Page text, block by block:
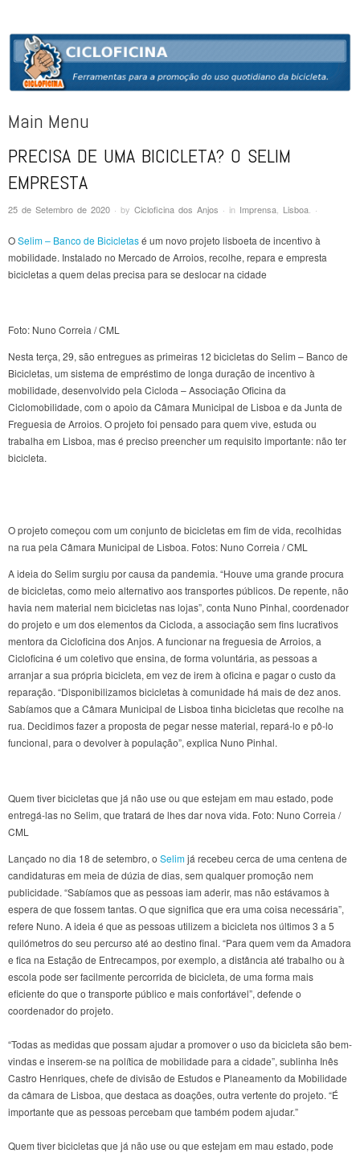
CICLOFICINA
Ferramentas para a promoção do uso quotidiano da bicicleta
Main Menu
Skip to content
PRECISA DE UMA BICICLETA? O SELIM
EMPRESTA
25 de Setembro de 2020 · by Cicloficina dos Anjos · in Imprensa Lisboa ·
OSelim – Banco de Bicicletasé um novo projeto lisboeta de incentivo à
mobilidade. Instalado no Mercado de Arroios, recolhe, repara e empresta
bicicletas a quem delas precisa para se deslocar na cidade
Foto: Nuno Correia / CML
Nesta terça, 29, são entregues as primeiras 12 bicicletas do Selim – Banco de
Bicicletas, um sistema de empréstimo de longa duração de incentivo à
mobilidade, desenvolvido pela Cicloda – Associação Oficina da
Ciclomobilidade, com o apoio da Câmara Municipal de Lisboa e da Junta de
Freguesia de Arroios. O projeto foi pensado para quem vive, estuda ou
trabalha em Lisboa, mas é preciso preencher um requisito importante: não ter
bicicleta.
O projeto começou com um conjunto de bicicletas em fim de vida, recolhidas
na rua pela Câmara Municipal de Lisboa. Fotos: Nuno Correia / CML
A ideia do Selim surgiu por causa da pandemia. “Houve uma grande procura
de bicicletas, como meio alternativo aos transportes públicos. De repente, não
havia nem material nem bicicletas nas lojas”, conta Nuno Pinhal, coordenador
do projeto e um dos elementos da Cicloda, a associação sem fins lucrativos
mentora da Cicloficina dos Anjos. A funcionar na freguesia de Arroios, a
Cicloficina é um coletivo que ensina, de forma voluntária, as pessoas a
arranjar a sua própria bicicleta, em vez de irem à oficina e pagar o custo da
reparação. “Disponibilizamos bicicletas à comunidade há mais de dez anos.
Sabíamos que a Câmara Municipal de Lisboa tinha bicicletas que recolhe na
rua. Decidimos fazer a proposta de pegar nesse material, repará-lo e pô-lo
funcional, para o devolver à população”, explica Nuno Pinhal.
Quem tiver bicicletas que já não use ou que estejam em mau estado, pode
entregá-las no Selim, que tratará de lhes dar nova vida. Foto: Nuno Correia /
CML
Lançado no dia 18 de setembro, o Selimjá recebeu cerca de uma centena de
candidaturas em meia de dúzia de dias, sem qualquer promoção nem
publicidade. “Sabíamos que as pessoas iam aderir, mas não estávamos à
espera de que fossem tantas. O que significa que era uma coisa necessária”,
refere Nuno. A ideia é que as pessoas utilizem a bicicleta nos últimos 3 a 5
quilómetros do seu percurso até ao destino final. “Para quem vem da Amadora
e fica na Estação de Entrecampos, por exemplo, a distância até trabalho ou à
escola pode ser facilmente percorrida de bicicleta, de uma forma mais
eficiente do que o transporte público e mais confortável”, defende o
coordenador do projeto.
“Todas as medidas que possam ajudar a promover o uso da bicicleta são bem-
vindas e inserem-se na política de mobilidade para a cidade”, sublinha Inês
Castro Henriques, chefe de divisão de Estudos e Planeamento da Mobilidade
da câmara de Lisboa, que destaca as doações, outra vertente do projeto. “É
importante que as pessoas percebam que também podem ajudar.”
Quem tiver bicicletas que já não use ou que estejam em mau estado, pode